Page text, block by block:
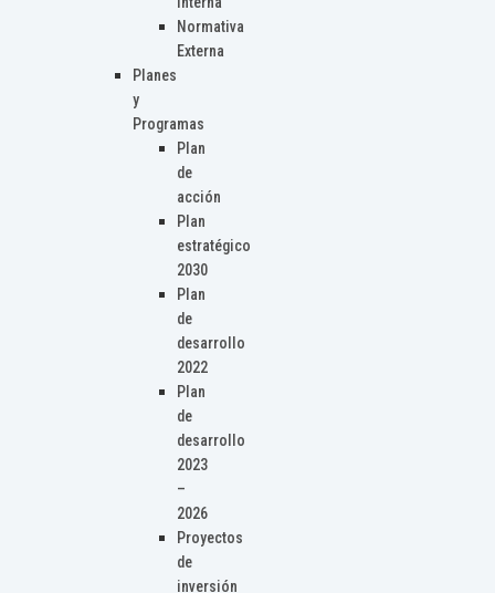
Normativa
Externa
Planes
y
Programas
Plan
de
acción
Plan
estratégico
2030
Plan
de
desarrollo
2022
Plan
de
desarrollo
2023
–
2026
Proyectos
de
inversión